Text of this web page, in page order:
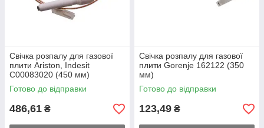
Свічка розпалу для газової
плити Ariston, Indesit
C00083020 (450 мм)
Готово до відправки
486,61 ₴
Свічка розпалу для газової
плити Gorenje 162122 (350
мм)
Готово до відправки
123,49 ₴